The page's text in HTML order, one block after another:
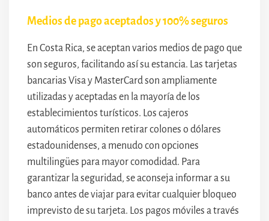
Medios de pago aceptados y 100% seguros
En Costa Rica, se aceptan varios medios de pago que
son seguros, facilitando así su estancia. Las tarjetas
bancarias Visa y MasterCard son ampliamente
utilizadas y aceptadas en la mayoría de los
establecimientos turísticos. Los cajeros
automáticos permiten retirar colones o dólares
estadounidenses, a menudo con opciones
multilingües para mayor comodidad. Para
garantizar la seguridad, se aconseja informar a su
banco antes de viajar para evitar cualquier bloqueo
imprevisto de su tarjeta. Los pagos móviles a través